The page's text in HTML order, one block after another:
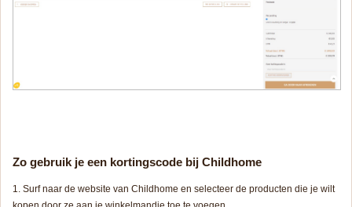
Zo gebruik je een kortingscode bij Childhome
Surf naar de website van Childhome en selecteer de producten die je wilt